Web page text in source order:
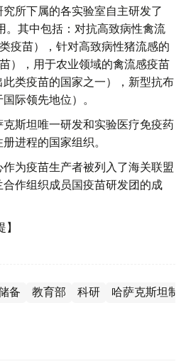
所下属的各实验室自主研发了
。其中包括：对抗高致病性禽流
疫苗），针对高致病性猪流感的
），用于农业领域的禽流感疫苗
此类疫苗的国家之一），新型抗布
际领先地位）。
斯坦唯一研发和实验医疗免疫药
进程的国家组织。
为疫苗生产者被列入了海关联盟
作组织成员国疫苗研发团的成
备 教育部 科研 哈萨克斯坦制